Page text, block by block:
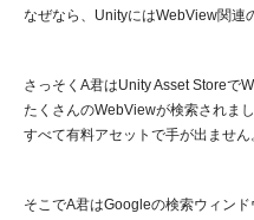
なぜなら、UnityにはWebView関連
さっそくA君はUnity Asset Storeで
たくさんのWebViewが検索されま
すべて有料アセットで手が出ません
そこでA君はGoogleの検索ウィン